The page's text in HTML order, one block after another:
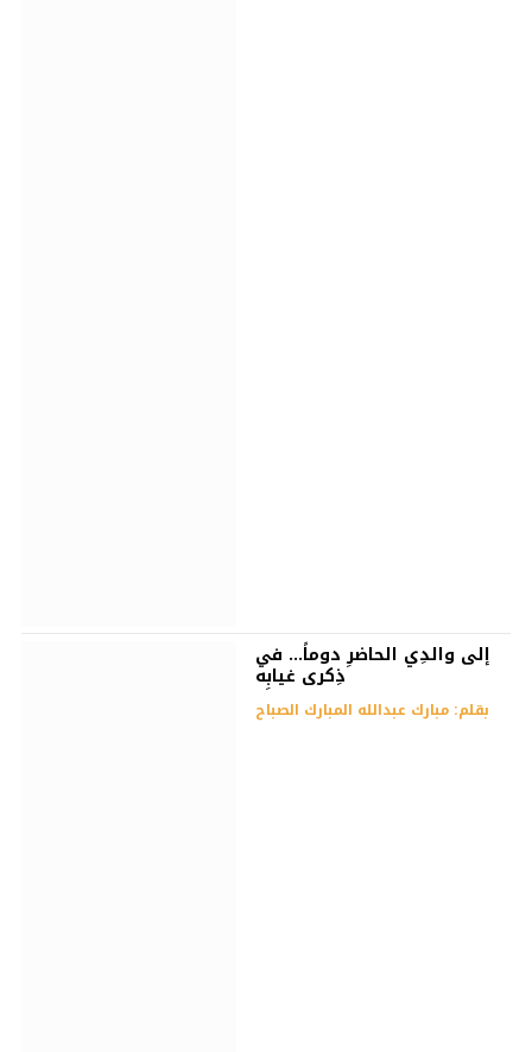
إلى والدِي الحاضرِ دوماً… في
ذِكرى غيابِه
بقلم: مبارك عبدالله المبارك الصباح